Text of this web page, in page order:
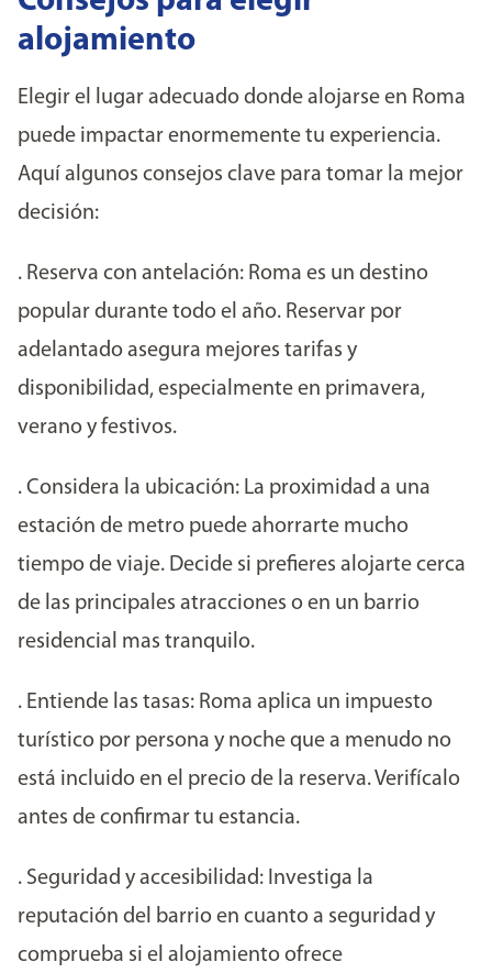
alojamiento
Elegir el lugar adecuado donde alojarse en Roma
puede impactar enormemente tu experiencia.
Aquí algunos consejos clave para tomar la mejor
decisión:
. Reserva con antelación: Roma es un destino
popular durante todo el año. Reservar por
adelantado asegura mejores tarifas y
disponibilidad, especialmente en primavera,
verano y festivos.
. Considera la ubicación: La proximidad a una
estación de metro puede ahorrarte mucho
tiempo de viaje. Decide si prefieres alojarte cerca
de las principales atracciones o en un barrio
residencial mas tranquilo.
. Entiende las tasas: Roma aplica un impuesto
turístico por persona y noche que a menudo no
está incluido en el precio de la reserva. Verifícalo
antes de confirmar tu estancia.
. Seguridad y accesibilidad: Investiga la
reputación del barrio en cuanto a seguridad y
comprueba si el alojamiento ofrece